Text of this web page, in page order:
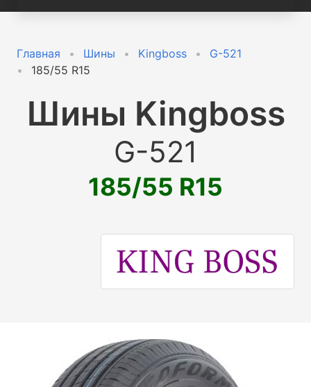
Главная Шины Kingboss
G-521
185/55 R15
Шины Kingboss
G-521
185/55 R15